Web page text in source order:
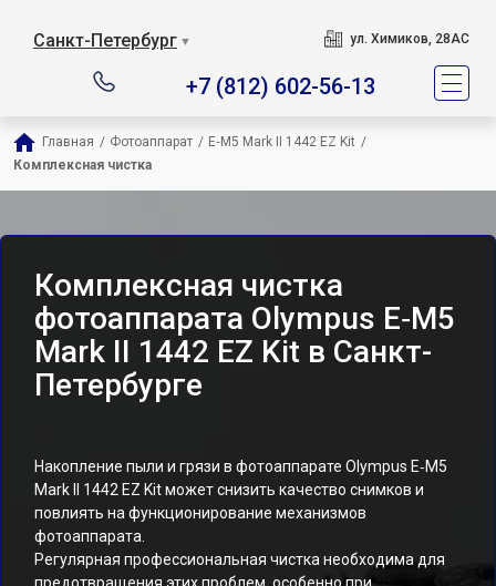
Санкт-Петербург ▼ ул. Химиков, 28АС
+7 (812) 602-56-13
Главная / Фотоаппарат / E‑M5 Mark II 1442 EZ Kit /
Комплексная чистка
Комплексная чистка
фотоаппарата Olympus E‑M5
Mark II 1442 EZ Kit в Санкт-
Петербурге
Накопление пыли и грязи в фотоаппарате Olympus E‑M5
Mark II 1442 EZ Kit может снизить качество снимков и
повлиять на функционирование механизмов
фотоаппарата.
Регулярная профессиональная чистка необходима для